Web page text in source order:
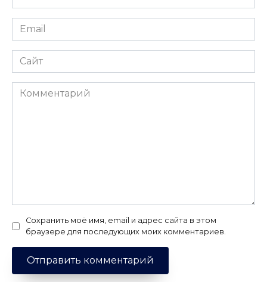
*
Email
*
Сайт
Комментарий
Сохранить моё имя, email и адрес сайта в этом
браузере для последующих моих комментариев.